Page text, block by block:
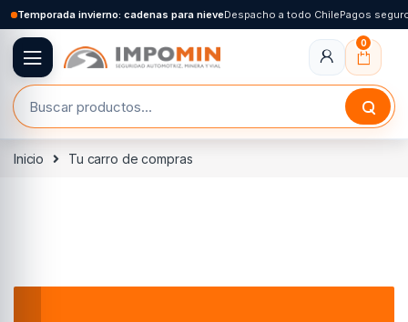
Skip to navigation
Skip to content
Temporada invierno: cadenas para nieveDespacho a todo ChilePagos
0
Buscar por:
Inicio Tu carro de compras